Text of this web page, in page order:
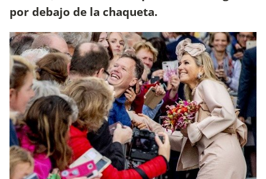
por debajo de la chaqueta.